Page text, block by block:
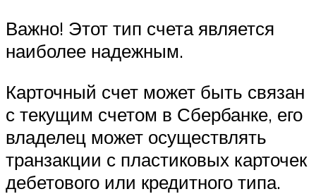
Важно! Этот тип счета является
наиболее надежным.
Карточный счет может быть связан
с текущим счетом в Сбербанке, его
владелец может осуществлять
транзакции с пластиковых карточек
дебетового или кредитного типа.